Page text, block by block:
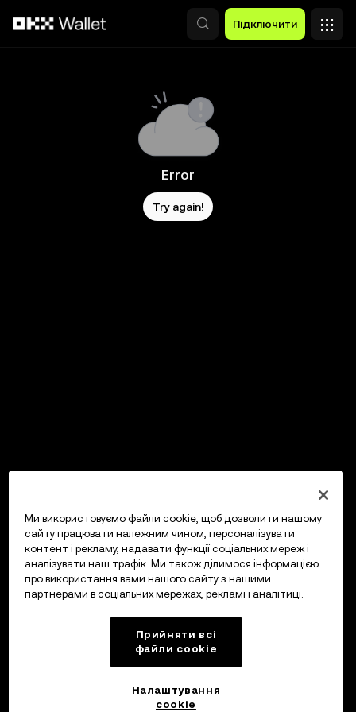
Підключити
Error
Try again!
Ми використовуємо файли cookie, щоб дозволити нашому
сайту працювати належним чином, персоналізувати
контент і рекламу, надавати функції соціальних мереж і
аналізувати наш трафік. Ми також ділимося інформацією
про використання вами нашого сайту з нашими
партнерами в соціальних мережах, рекламі і аналітиці.
Прийняти всі
файли сookie
Налаштування
cookie